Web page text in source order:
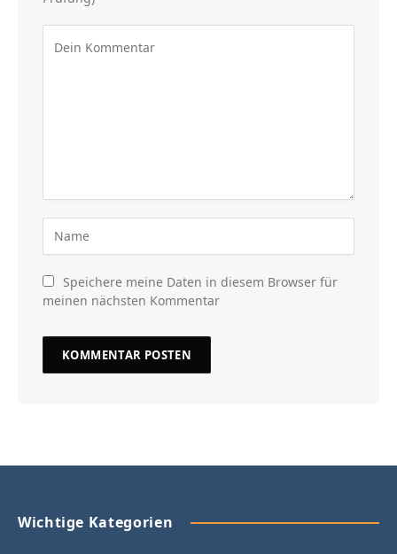
Speichere meine Daten in diesem Browser für
meinen nächsten Kommentar
Wichtige Kategorien